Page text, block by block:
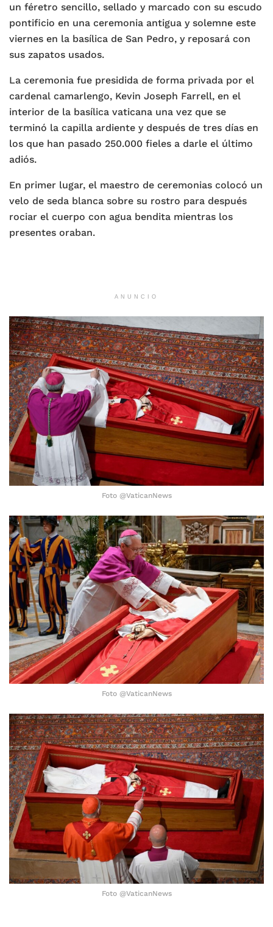
un féretro sencillo, sellado y marcado con su escudo
pontificio en una ceremonia antigua y solemne este
viernes en la basílica de San Pedro, y reposará con
sus zapatos usados.
La ceremonia fue presidida de forma privada por el
cardenal camarlengo, Kevin Joseph Farrell, en el
interior de la basílica vaticana una vez que se
terminó la capilla ardiente y después de tres días en
los que han pasado 250.000 fieles a darle el último
adiós.
En primer lugar, el maestro de ceremonias colocó un
velo de seda blanca sobre su rostro para después
rociar el cuerpo con agua bendita mientras los
presentes oraban.
ANUNCIO
Foto @VaticanNews
Foto @VaticanNews
Foto @VaticanNews